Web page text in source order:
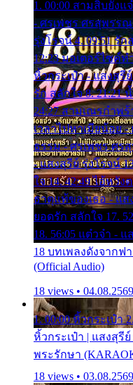
1. 00:00 สามสิบยังแ
- ศรเพชร ศรสุพรรณ
รุ่งโรจน์ 4. 09:51 รั
12:23 มอเตอร์ไซค์
หิ้วกระเป๋า - แสงสุรี
รัก สลักใจ 8. 21:21
24:27 สามเณรกำพร้
เวลาไปหาเมียน้อย -
ธรรม - ศรเพชร ศร
- แสงสุรีย์ รุ่งโรจน์
ใจ 14. 42:49 ไอ้หวั
ธาตุแท้ของเธอ - แส
ยอดรัก สลักใจ 17.
18. 56:05 แต๋วจ๋า -
18 บทเพลงดังจากฟ
(Official Audio)
18 views • 04.08.2569
1. 00:00 หิ้วกระเป๋า
หิ้วกระเป๋า | แสงสุรี
พระรักษา
18 views • 03.08.2569